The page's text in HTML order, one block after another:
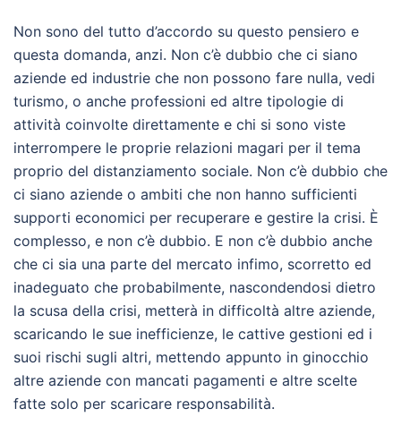
Non sono del tutto d’accordo su questo pensiero e
questa domanda, anzi. Non c’è dubbio che ci siano
aziende ed industrie che non possono fare nulla, vedi
turismo, o anche professioni ed altre tipologie di
attività coinvolte direttamente e chi si sono viste
interrompere le proprie relazioni magari per il tema
proprio del distanziamento sociale. Non c’è dubbio che
ci siano aziende o ambiti che non hanno sufficienti
supporti economici per recuperare e gestire la crisi. È
complesso, e non c’è dubbio. E non c’è dubbio anche
che ci sia una parte del mercato infimo, scorretto ed
inadeguato che probabilmente, nascondendosi dietro
la scusa della crisi, metterà in difficoltà altre aziende,
scaricando le sue inefficienze, le cattive gestioni ed i
suoi rischi sugli altri, mettendo appunto in ginocchio
altre aziende con mancati pagamenti e altre scelte
fatte solo per scaricare responsabilità.